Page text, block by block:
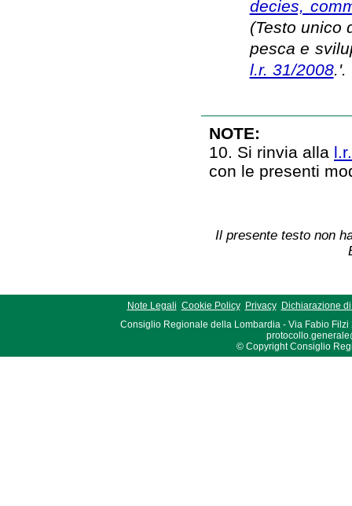
decies,
(Testo unico
pesca e
l.r. 31/2008.'.
NOTE:
10. Si rinvia alla
con le presenti
Il presente testo non
Note Legali Cookie Policy Privacy
Dichiarazione
Consiglio Regionale della Lombardia - Via Fabio Filzi
© Copyright Consiglio